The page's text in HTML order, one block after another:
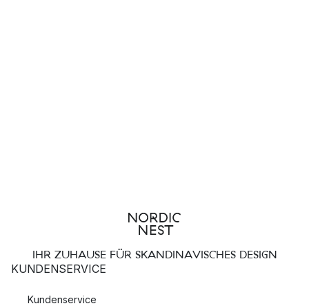
IHR ZUHAUSE FÜR SKANDINAVISCHES DESIGN
KUNDENSERVICE
Kundenservice